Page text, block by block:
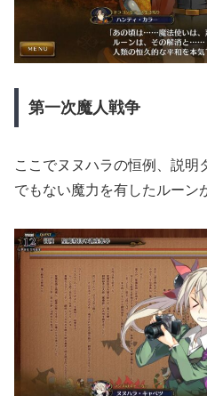
第一次魔人戦争
ここでヌヌハラの恒例、説明
でもない魔力を有したルーン